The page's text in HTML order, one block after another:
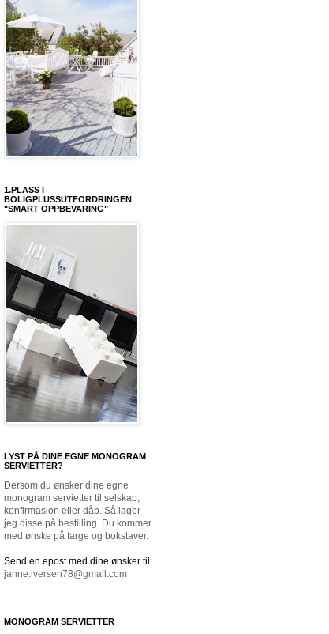
1.PLASS I
BOLIGPLUSSUTFORDRINGEN
"SMART OPPBEVARING"
LYST PÅ DINE EGNE MONOGRAM
SERVIETTER?
Dersom du ønsker dine egne
monogram servietter til selskap,
konfirmasjon eller dåp. Så lager
jeg disse på bestilling. Du kommer
med ønske på farge og bokstaver.
Send en epost med dine ønsker til :
janne.iversen78@gmail.com
MONOGRAM SERVIETTER